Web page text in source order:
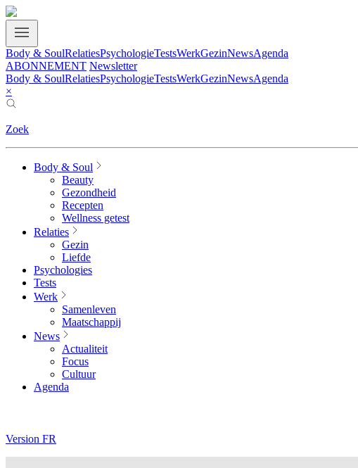
Body & SoulRelatiesPsychologieTestsWerkGezinNewsAgenda
ABONNEMENT Newsletter
Body & SoulRelatiesPsychologieTestsWerkGezinNewsAgenda
×
Zoek
Body & Soul
Beauty
Gezondheid
Recepten
Wellness getest
Relaties
Gezin
Liefde
Psychologies
Tests
Werk
Samenleven
Maatschappij
News
Actualiteit
Focus
Cultuur
Agenda
Version FR